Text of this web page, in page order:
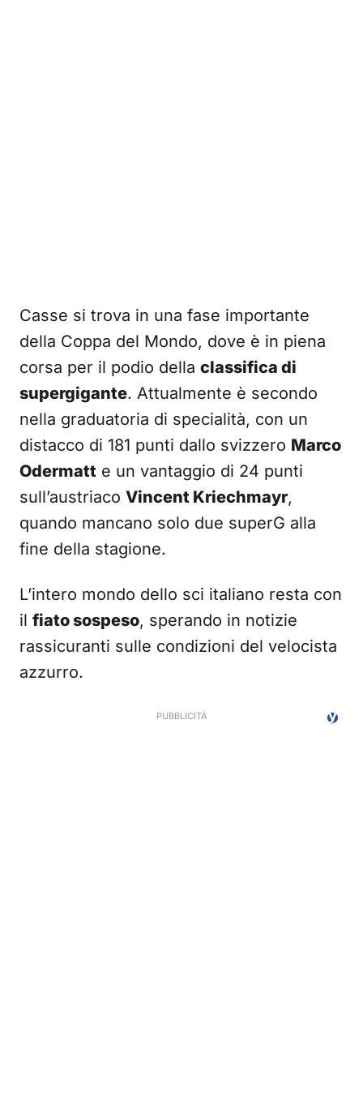
Casse si trova in una fase importante
della Coppa del Mondo, dove è in piena
corsa per il podio della classifica di
supergigante. Attualmente è secondo
nella graduatoria di specialità, con un
distacco di 181 punti dallo svizzero Marco
Odermatt e un vantaggio di 24 punti
sull’austriaco Vincent Kriechmayr,
quando mancano solo due superG alla
fine della stagione.
L’intero mondo dello sci italiano resta con
il fiato sospeso, sperando in notizie
rassicuranti sulle condizioni del velocista
azzurro.